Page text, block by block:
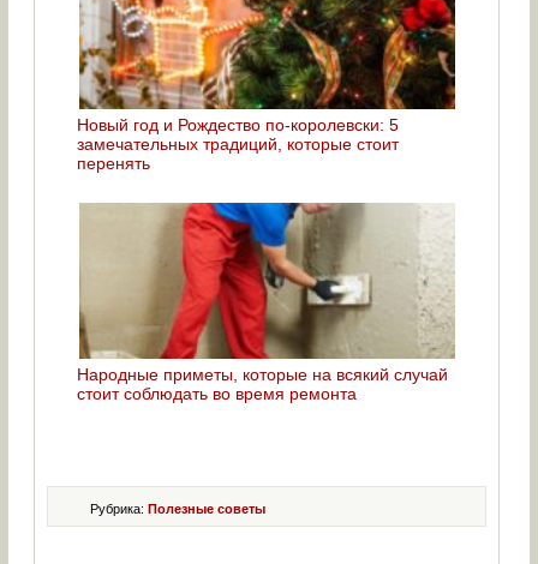
Новый год и Рождество по-королевски: 5
замечательных традиций, которые стоит
перенять
Народные приметы, которые на всякий случай
стоит соблюдать во время ремонта
Рубрика: Полезные советы